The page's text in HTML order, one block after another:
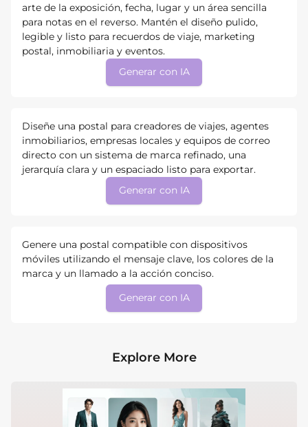
arte de la exposición, fecha, lugar y un área sencilla
para notas en el reverso. Mantén el diseño pulido,
legible y listo para recuerdos de viaje, marketing
postal, inmobiliaria y eventos.
Generar con IA
Diseñe una postal para creadores de viajes, agentes
inmobiliarios, empresas locales y equipos de correo
directo con un sistema de marca refinado, una
jerarquía clara y un espaciado listo para exportar.
Generar con IA
Genere una postal compatible con dispositivos
móviles utilizando el mensaje clave, los colores de la
marca y un llamado a la acción conciso.
Generar con IA
Explore More